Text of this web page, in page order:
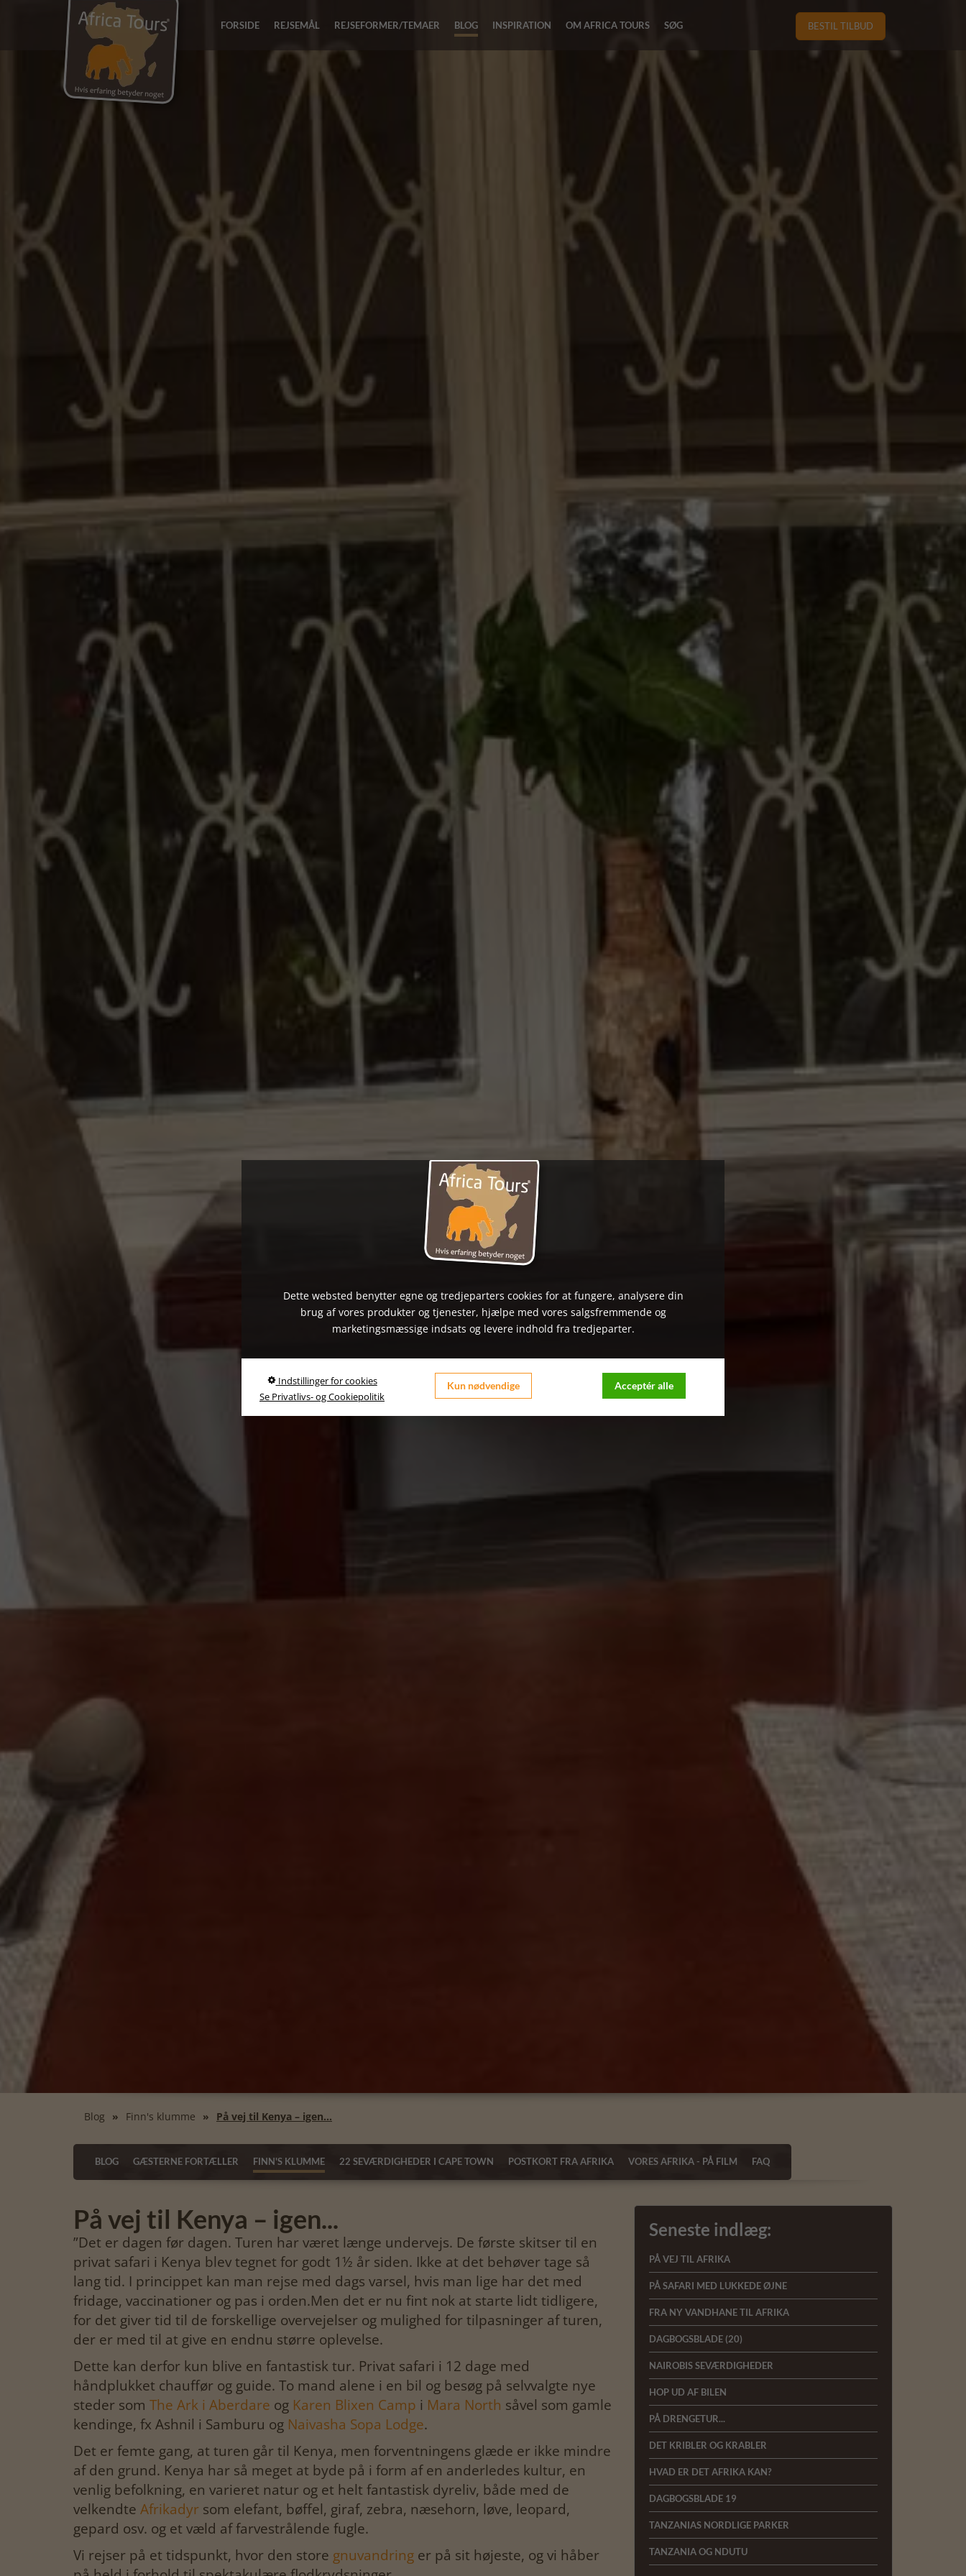
FORSIDE REJSEMÅL REJSEFORMER/TEMAER BLOG INSPIRATION OM AFRICA TOURS SØG BESTIL TILBUD
Blog Finn's klumme På vej til Kenya – igen...
BLOG GÆSTERNE FORTÆLLER FINN'S KLUMME 22 SEVÆRDIGHEDER I CAPE TOWN POSTKORT FRA AFRIKA VORES AFRIKA - PÅ FILM FAQ
På vej til Kenya – igen...
”Det er dagen før dagen. Turen har været længe undervejs. De første skitser til en
privat safari i Kenya blev tegnet for godt 1½ år siden. Ikke at det behøver tage så
lang tid. I princippet kan man rejse med dags varsel, hvis man lige har det med
fridage, vaccinationer og pas i orden.Men det er nu fint nok at starte lidt tidligere,
for det giver tid til de forskellige overvejelser og mulighed for tilpasninger af turen,
der er med til at give en endnu større oplevelse.
Dette kan derfor kun blive en fantastisk tur. Privat safari i 12 dage med
håndplukket chauffør og guide. To mand alene i en bil og besøg på selvvalgte nye
steder som The Ark i Aberdare og Karen Blixen Camp i Mara North såvel som gamle
kendinge, fx Ashnil i Samburu og Naivasha Sopa Lodge.
Det er femte gang, at turen går til Kenya, men forventningens glæde er ikke mindre
af den grund. Kenya har så meget at byde på i form af en anderledes kultur, en
venlig befolkning, en varieret natur og et helt fantastisk dyreliv, både med de
velkendte Afrikadyr som elefant, bøffel, giraf, zebra, næsehorn, løve, leopard,
gepard osv. og et væld af farvestrålende fugle.
Vi rejser på et tidspunkt, hvor den store gnuvandring er på sit højeste, og vi håber
Seneste indlæg:
PÅ VEJ TIL AFRIKA
PÅ SAFARI MED LUKKEDE ØJNE
FRA NY VANDHANE TIL AFRIKA
DAGBOGSBLADE (20)
NAIROBIS SEVÆRDIGHEDER
HOP UD AF BILEN
PÅ DRENGETUR...
DET KRIBLER OG KRABLER
HVAD ER DET AFRIKA KAN?
DAGBOGSBLADE 19
TANZANIAS NORDLIGE PARKER
TANZANIA OG NDUTU
Dette websted benytter egne og tredjeparters cookies for at fungere, analysere din
brug af vores produkter og tjenester, hjælpe med vores salgsfremmende og
marketingsmæssige indsats og levere indhold fra tredjeparter.
Indstillinger for cookies
Se Privatlivs- og Cookiepolitik
Kun nødvendige Acceptér alle